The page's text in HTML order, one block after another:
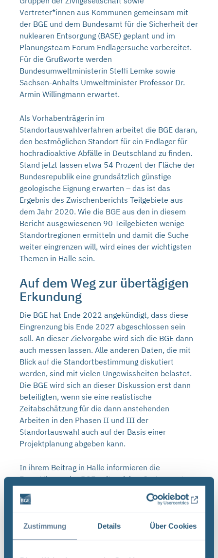
Zustimmung Details Über Cookies
Vertreter*innen aus Kommunen gemeinsam mit
der BGE und dem Bundesamt für die Sicherheit der
nuklearen Entsorgung (BASE) geplant und im
Planungsteam Forum Endlagersuche vorbereitet.
Für die Grußworte werden
Bundesumweltministerin Steffi Lemke sowie
Sachsen-Anhalts Umweltminister Professor Dr.
Armin Willingmann erwartet.
Als Vorhabenträgerin im
Standortauswahlverfahren arbeitet die BGE daran,
den bestmöglichen Standort für ein Endlager für
hochradioaktive Abfälle in Deutschland zu finden.
Stand jetzt lassen etwa 54 Prozent der Fläche der
Bundesrepublik eine grundsätzlich günstige
geologische Eignung erwarten – das ist das
Ergebnis des Zwischenberichts Teilgebiete aus
dem Jahr 2020. Wie die BGE aus den in diesem
Bericht ausgewiesenen 90 Teilgebieten wenige
Standortregionen ermitteln und damit die Suche
weiter eingrenzen will, wird eines der wichtigsten
Themen in Halle sein.
Auf dem Weg zur übertägigen
Erkundung
Die BGE hat Ende 2022 angekündigt, dass diese
Eingrenzung bis Ende 2027 abgeschlossen sein
soll. An dieser Zielvorgabe wird sich die BGE dann
auch messen lassen. Alle anderen Daten, die mit
Blick auf die Standortbestimmung diskutiert
werden, sind mit vielen Ungewissheiten belastet.
Die BGE wird sich an dieser Diskussion erst dann
beteiligten, wenn sie eine realistische
Zeitabschätzung für die dann anstehenden
Arbeiten in den Phasen II und III der
Standortauswahl auch auf der Basis einer
Projektplanung abgeben kann.
In ihrem Beitrag in Halle informieren die
Expert*innen der BGE, mit welchen Instrumenten
sie aus den teilweise sehr großflächigen
Teilgebieten die Standortregionen für die
BGE ihren Weg fort, den sie im März 2022 mit der
Vorstellung der Methodik zur Anwendung der